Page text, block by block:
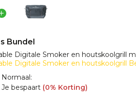
Bundel
Digitale Smoker en houtskoolgrill
Digitale Smoker en houtskoolgrill
Normaal:
Je bespaart (0% Korting)